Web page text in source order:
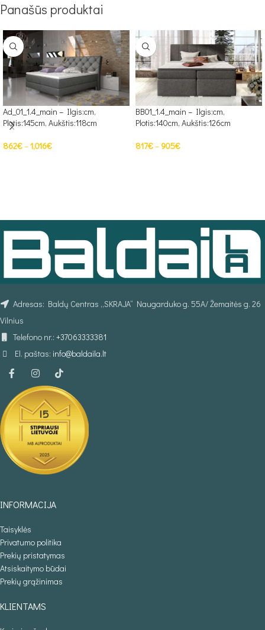
Panašūs produktai
Ad_01_1.4_main – Ilgis:cm,
Plotis:145cm, Aukštis:118cm
862€–1,016€
BB01_1.4_main – Ilgis:cm,
Plotis:140cm, Aukštis:126cm
817€– 905€
Adresas: Baldų Centras „SKRAJA“ Naugarduko g. 55A/ Žemaitės g. 26
Vilnius
Telefono nr.: +37063333381
El. paštas: info@baldaila.lt
INFORMACIJA
Taisyklės
Privatumo politika
Prekių pristatymas
Atsiskaitymo būdai
Prekių grąžinimas
KLIENTAMS